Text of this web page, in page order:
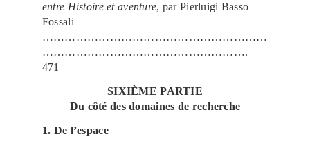
entre Histoire et aventure, par Pierluigi Basso
Fossali
……………………………………………………
……………………………………………….
471
SIXIÈME PARTIE
Du côté des domaines de recherche
1. De l’espace